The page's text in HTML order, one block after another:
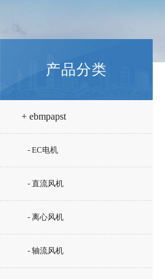
产品分类
+ ebmpapst
- EC电机
- 直流风机
- 离心风机
- 轴流风机